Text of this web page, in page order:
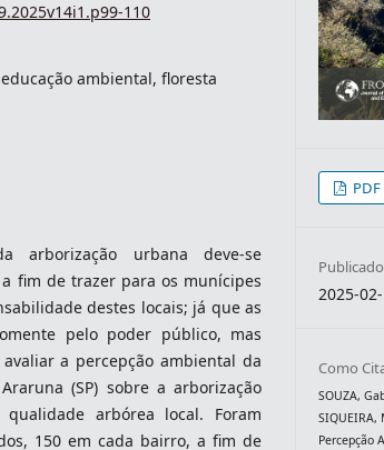
110
ambiental, floresta
arborização urbana deve-se
fim de trazer para os munícipes
destes locais; já que as
pelo poder público, mas
a percepção ambiental da
(SP) sobre a arborização
arbórea local. Foram
150 em cada bairro, a fim de
PDF
Publicado
2025-
Como
SOUZA,
SIQUEIRA,
Percepção